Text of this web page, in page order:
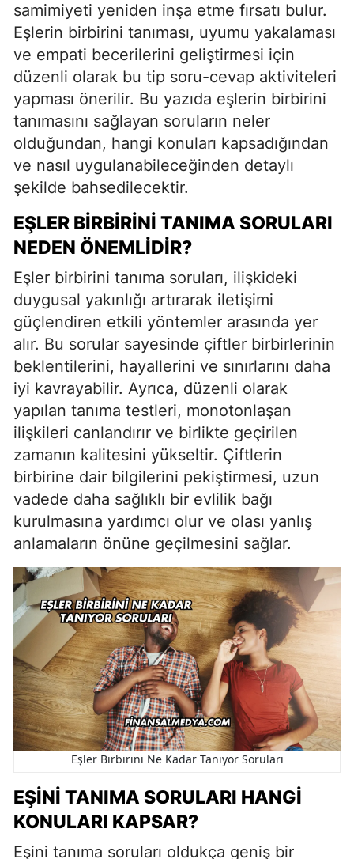
samimiyeti yeniden inşa etme fırsatı bulur.
Eşlerin birbirini tanıması, uyumu yakalaması
ve empati becerilerini geliştirmesi için
düzenli olarak bu tip soru-cevap aktiviteleri
yapması önerilir. Bu yazıda eşlerin birbirini
tanımasını sağlayan soruların neler
olduğundan, hangi konuları kapsadığından
ve nasıl uygulanabileceğinden detaylı
şekilde bahsedilecektir.
EŞLER BIRBIRINI TANIMA SORULARI
NEDEN ÖNEMLIDIR?
Eşler birbirini tanıma soruları, ilişkideki
duygusal yakınlığı artırarak iletişimi
güçlendiren etkili yöntemler arasında yer
alır. Bu sorular sayesinde çiftler birbirlerinin
beklentilerini, hayallerini ve sınırlarını daha
iyi kavrayabilir. Ayrıca, düzenli olarak
yapılan tanıma testleri, monotonlaşan
ilişkileri canlandırır ve birlikte geçirilen
zamanın kalitesini yükseltir. Çiftlerin
birbirine dair bilgilerini pekiştirmesi, uzun
vadede daha sağlıklı bir evlilik bağı
kurulmasına yardımcı olur ve olası yanlış
anlamaların önüne geçilmesini sağlar.
Eşler Birbirini Ne Kadar Tanıyor Soruları
EŞINI TANIMA SORULARI HANGI
KONULARI KAPSAR?
Eşini tanıma soruları oldukça geniş bir